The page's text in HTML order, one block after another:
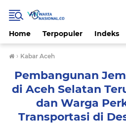
Home Terpopuler Indeks
› Kabar Aceh
Pembangunan
di Aceh Selatan
dan Warga
Transportasi di